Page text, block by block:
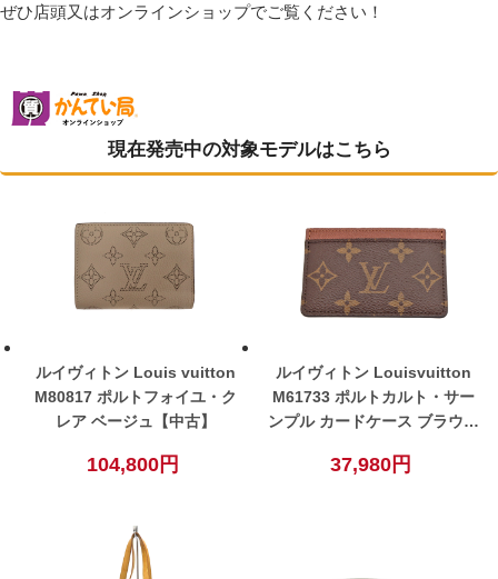
ぜひ店頭又はオンラインショップでご覧ください！
現在発売中の対象モデルはこちら
ルイヴィトン Louis vuitton
M80817 ポルトフォイユ・ク
レア ベージュ【中古】
104,800円
ルイヴィトン Louisvuitton
M61733 ポルトカルト・サー
ンプル カードケース ブラウン
ス【中古】
37,980円